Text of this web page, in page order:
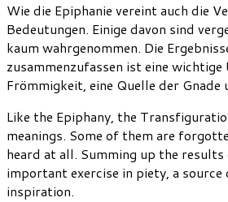
Wie die Epiphanie vereint auch die
Bedeutungen. Einige davon sind
kaum wahrgenommen. Die
zusammenzufassen ist eine wichtige
Frömmigkeit, eine Quelle der
Like the Epiphany, the
meanings. Some of them are
heard at all. Summing up the results
important exercise in piety, a source
inspiration.